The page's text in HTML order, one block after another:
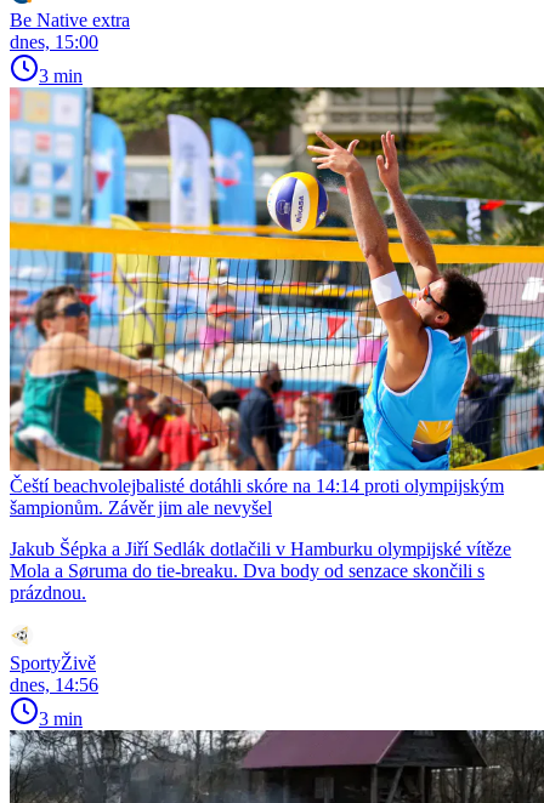
Be Native extra
dnes, 15:00
3 min
Čeští beachvolejbalisté dotáhli skóre na 14:14 proti olympijským
šampionům. Závěr jim ale nevyšel
Jakub Šépka a Jiří Sedlák dotlačili v Hamburku olympijské vítěze
Mola a Søruma do tie-breaku. Dva body od senzace skončili s
prázdnou.
SportyŽivě
dnes, 14:56
3 min